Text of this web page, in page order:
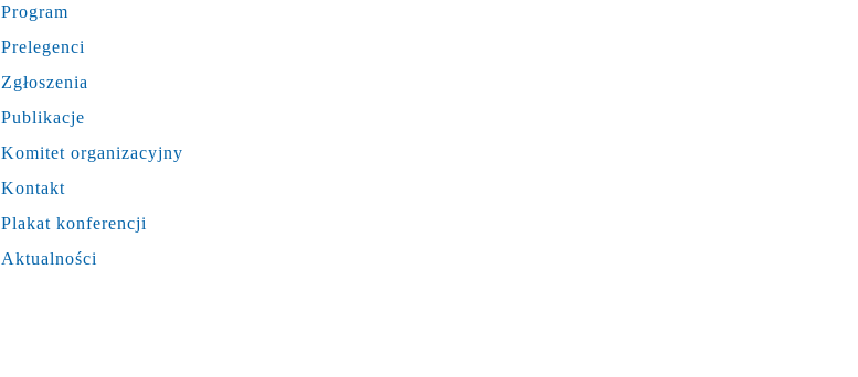
Program
Prelegenci
Zgłoszenia
Publikacje
Komitet organizacyjny
Kontakt
Plakat konferencji
Aktualności